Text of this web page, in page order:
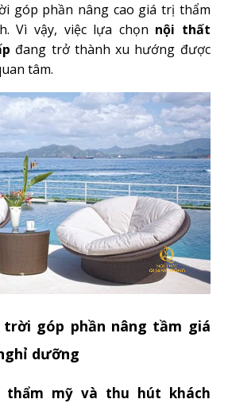
góp phần nâng cao giá trị thẩm
Vì vậy, việc lựa chọn nội thất
đang trở thành xu hướng được
tâm.
góp phần nâng tầm giá
dưỡng
thẩm mỹ và thu hút khách